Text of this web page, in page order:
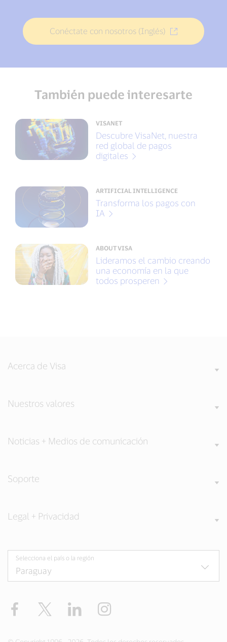
Conéctate con nosotros (Inglés)
También puede interesarte
VISANET
Descubre VisaNet, nuestra
red global de pagos
digitales
ARTIFICIAL INTELLIGENCE
Transforma los pagos con
IA
ABOUT VISA
Lideramos el cambio creando
una economía en la que
todos prosperen
Acerca de Visa
Nuestros valores
Noticias + Medios de comunicación
Soporte
Legal + Privacidad
Selecciona el país o la región
Facebook Twitter LinkedIn